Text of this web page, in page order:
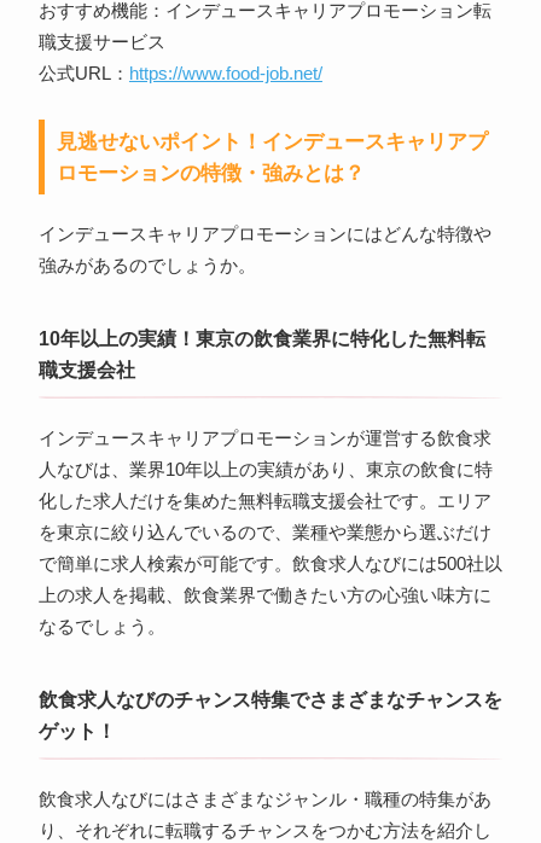
おすすめ機能：インデュースキャリアプロモーション転
職支援サービス
公式URL： https://www.food-job.net/
見逃せないポイント！インデュースキャリアプ
ロモーションの特徴・強みとは？
インデュースキャリアプロモーションにはどんな特徴や
強みがあるのでしょうか。
10年以上の実績！東京の飲食業界に特化した無料転
職支援会社
インデュースキャリアプロモーションが運営する飲食求
人なびは、業界10年以上の実績があり、東京の飲食に特
化した求人だけを集めた無料転職支援会社です。エリア
を東京に絞り込んでいるので、業種や業態から選ぶだけ
で簡単に求人検索が可能です。飲食求人なびには500社以
上の求人を掲載、飲食業界で働きたい方の心強い味方に
なるでしょう。
飲食求人なびのチャンス特集でさまざまなチャンスを
ゲット！
飲食求人なびにはさまざまなジャンル・職種の特集があ
り、それぞれに転職するチャンスをつかむ方法を紹介し